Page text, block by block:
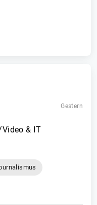
Gestern
& IT